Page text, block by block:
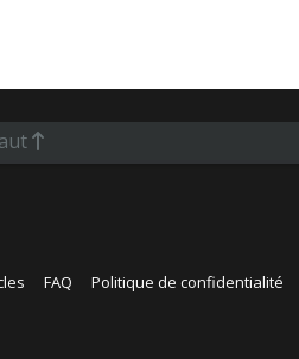
FAQ Politique de confidentialité